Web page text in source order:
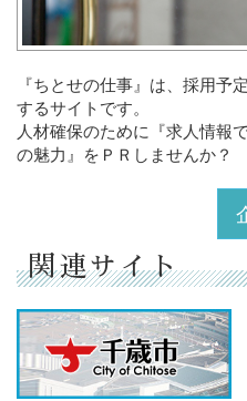
『ちとせの仕事』は、採用予
するサイトです。
人材確保のために『求人情報
の魅力』をＰＲしませんか？
関連サイト